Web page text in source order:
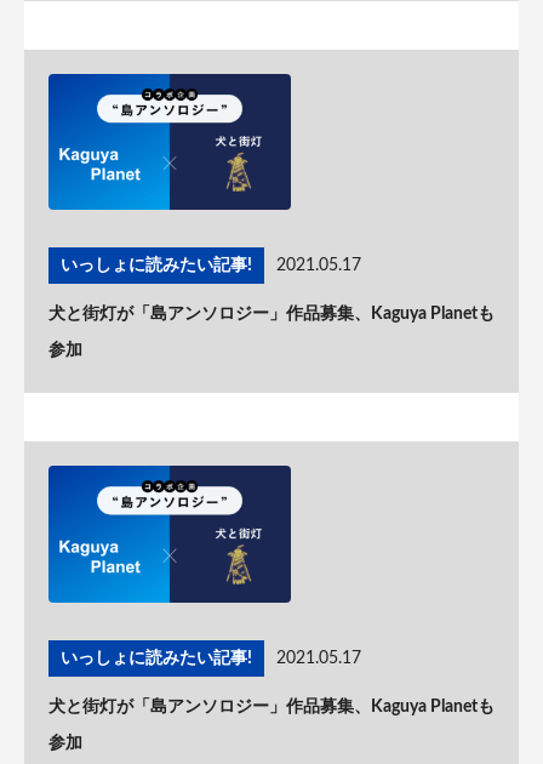
いっしょに読みたい記事! 2021.05.17
犬と街灯が「島アンソロジー」作品募集、Kaguya Planetも
参加
いっしょに読みたい記事! 2021.05.17
犬と街灯が「島アンソロジー」作品募集、Kaguya Planetも
参加